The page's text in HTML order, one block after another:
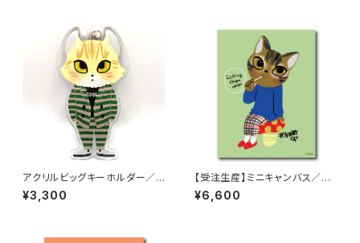
アクリルビッグキーホルダー／N
aruto
¥3,300
【受注生産】ミニキャンバス／Ku
rita
¥6,600